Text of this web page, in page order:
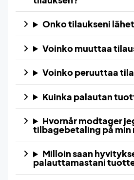
Onko tilaukseni
Voinko muuttaa
Voinko peruuttaa
Kuinka palautan
Hvornår modtager
tilbagebetaling på min
Milloin saan
palauttamastani